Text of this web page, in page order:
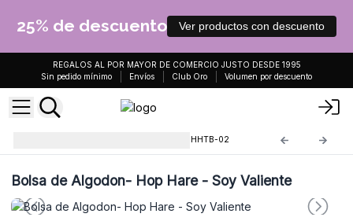
25% de descuento Ver productos con descuento
REGALOS AL POR MAYOR DE COMERCIO JUSTO DESDE 1995
Sin pedido mínimo
Envíos Club Oro Volumen por descuento
HHTB-02
Bolsa de Algodon- Hop Hare - Soy Valiente